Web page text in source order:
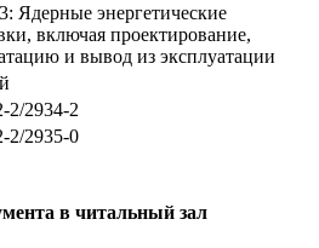
Ядерные энергетические
включая проектирование,
и вывод из эксплуатации
2/2934-2
2/2935-0
в читальный зал